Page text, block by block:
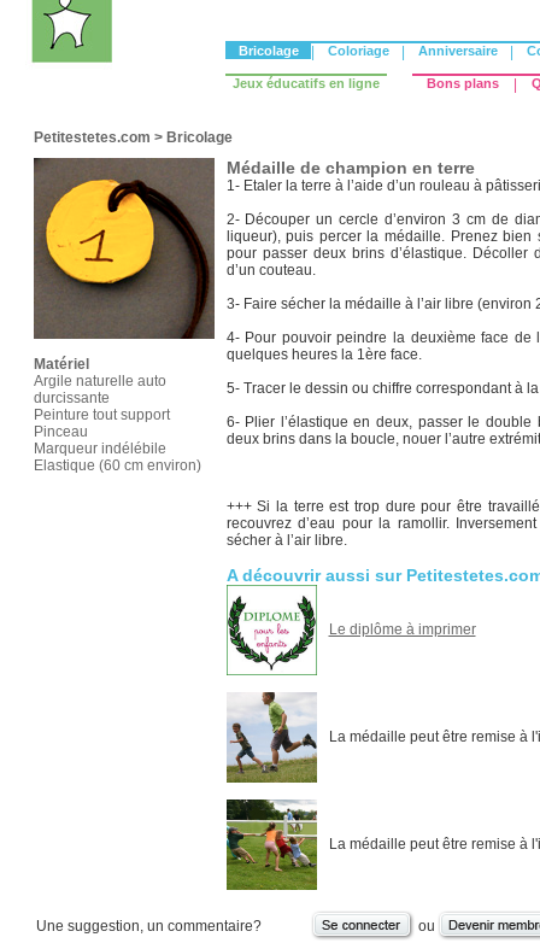
Bricolage Coloriage Anniversaire
Jeux éducatifs en ligne Bons plans
Petitestetes.com > Bricolage
Matériel
Argile naturelle auto
durcissante
Peinture tout support
Pinceau
Marqueur indélébile
Elastique (60 cm environ)
Médaille de champion en terre
1- Etaler la terre à l’aide d’un rouleau à
2- Découper un cercle d’environ 3 cm de
liqueur), puis percer la médaille. Prenez
pour passer deux brins d’élastique. Décoller
d’un couteau.
3- Faire sécher la médaille à l’air libre (environ
4- Pour pouvoir peindre la deuxième face de
quelques heures la 1ère face.
5- Tracer le dessin ou chiffre correspondant à
6- Plier l’élastique en deux, passer le
deux brins dans la boucle, nouer l’autre
+++ Si la terre est trop dure pour être
recouvrez d’eau pour la ramollir.
sécher à l’air libre.
A découvrir aussi sur
Le diplôme à imprimer
La médaille peut être remise à
La médaille peut être remise à
Une suggestion, un commentaire?
ou